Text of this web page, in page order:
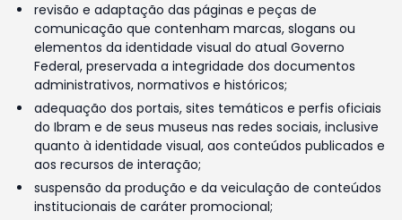
revisão e adaptação das páginas e peças de
comunicação que contenham marcas, slogans ou
elementos da identidade visual do atual Governo
Federal, preservada a integridade dos documentos
administrativos, normativos e históricos;
adequação dos portais, sites temáticos e perfis oficiais
do Ibram e de seus museus nas redes sociais, inclusive
quanto à identidade visual, aos conteúdos publicados e
aos recursos de interação;
suspensão da produção e da veiculação de conteúdos
institucionais de caráter promocional;